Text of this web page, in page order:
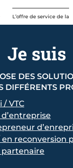
L’offre de service de la
Je suis
DES
DIFFÉRENTS
/ VTC
reconversion
partenaire
des cookies